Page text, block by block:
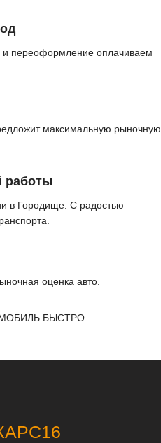
и переоформление оплачиваем
максимальную рыночную
работы
в Городище. С радостью
оценка авто.
БЫСТРО